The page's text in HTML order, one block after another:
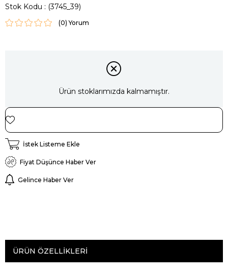
Stok Kodu (3745_39)
(0)
Ürün stoklarımızda kalmamıştır.
İstek Listeme Ekle
Fiyat Düşünce Haber Ver
Gelince Haber Ver
ÜRÜN ÖZELLIKLERI